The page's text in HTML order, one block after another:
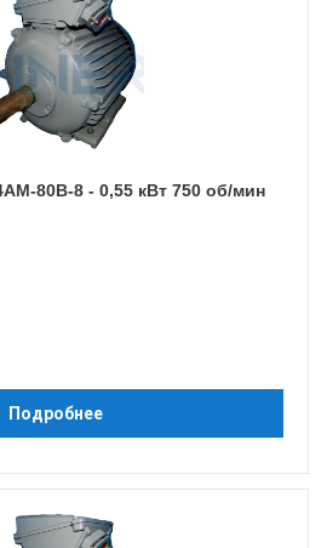
80B-8 - 0,55 кВт 750 об/мин
Подробнее